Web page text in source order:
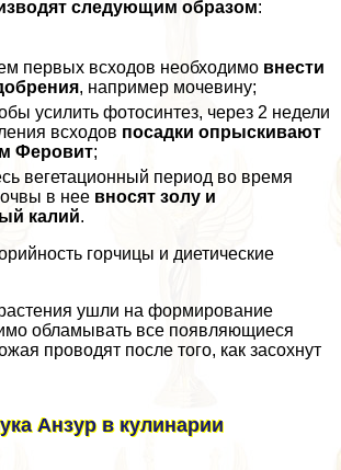
следующим образом:
первых всходов необходимо внести
, например мочевину;
усилить фотосинтез, через 2 недели
всходов посадки опрыскивают
Феровит;
вегетационный период во время
в нее вносят золу и
калий.
горчицы и диетические
ушли на формирование
обламывать все появляющиеся
проводят после того, как засохнут
Анзур в кулинарии